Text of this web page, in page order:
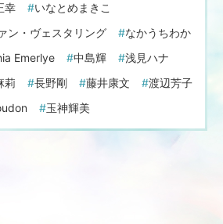
幸
いなとめまきこ
ン・ヴェスタリング
なかうちわか
Emerlye 中島輝
浅見ハナ
莉 長野剛 藤井康文
渡辺芳子
玉神輝美